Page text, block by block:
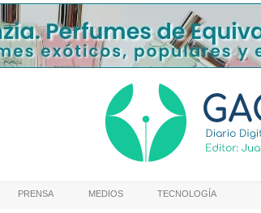
PRENSA MEDIOS TECNOLOGÍA